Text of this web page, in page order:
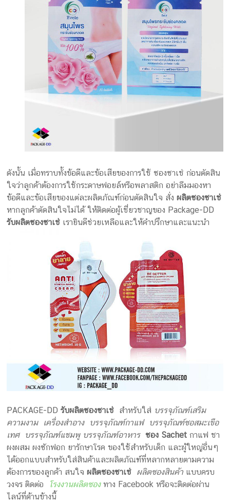
ดังนั้น เมื่อทราบทั้งข้อดีและข้อเสียของการใช้ ซองซาเช่ ก่อนตัดสิน
ใจว่าลูกค้าต้องการใช้กระดาษฟอยล์หรือพลาสติก อย่าลืมมองหา
ข้อดีและข้อเสียของแต่ละผลิตภัณฑ์ก่อนตัดสินใจ สั่งผลิตซองซาเช่
หากลูกค้าตัดสินใจไม่ได้ ให้ติดต่อผู้เชี่ยวชาญของ Package-DD
รับผลิตซองซาเช่ เรายินดีช่วยเหลือและให้คำปรึกษาและแนะนำ
PACKAGE-DDรับผลิตซองซาเช่ สำหรับใส่ บรรจุภัณฑ์เสริม
ความงาม เครื่องสำอาง บรรจุภัณฑ์กาแฟ บรรจุภัณฑ์ซอสมะเขือ
เทศ บรรจุภัณฑ์แชมพู บรรจุภัณฑ์อาหารซอง Sachet กาแฟ ชา
ผงผสม ผงซักฟอก ยารักษาโรค ของใช้สำหรับเด็ก และผู้ใหญ่อื่นๆ
ได้ออกแบบสำหรับใส่สินค้าและผลิตภัณฑ์ที่หลากหลายตามความ
ต้องการของลูกค้า สนใจผลิตซองซาเช่ ผลิตซองสินค้า แบบครบ
วงจร ติดต่อ
โรงงานผลิตซอง ทาง Facebook หรือจะติดต่อผ่าน
ไลน์ที่ด้านข้างนี้